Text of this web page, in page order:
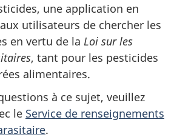
une application en
utilisateurs de chercher les
en vertu de la Loi sur les
, tant pour les pesticides
alimentaires.
à ce sujet, veuillez
le Service de renseignements
.